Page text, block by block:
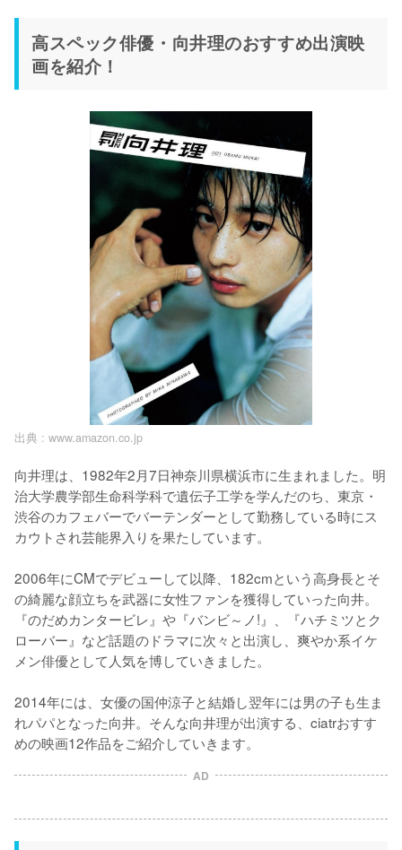
高スペック俳優・向井理のおすすめ出演映
画を紹介！
出典 : www.amazon.co.jp
向井理は、1982年2月7日神奈川県横浜市に生まれました。明
治大学農学部生命科学科で遺伝子工学を学んだのち、東京・
渋谷のカフェバーでバーテンダーとして勤務している時にス
カウトされ芸能界入りを果たしています。
2006年にCMでデビューして以降、182cmという高身長とそ
の綺麗な顔立ちを武器に女性ファンを獲得していった向井。
『のだめカンタービレ』や『バンビ～ノ!』、『ハチミツとク
ローバー』など話題のドラマに次々と出演し、爽やか系イケ
メン俳優として人気を博していきました。
2014年には、女優の国仲涼子と結婚し翌年には男の子も生ま
れパパとなった向井。そんな向井理が出演する、ciatrおすす
めの映画12作品をご紹介していきます。
AD